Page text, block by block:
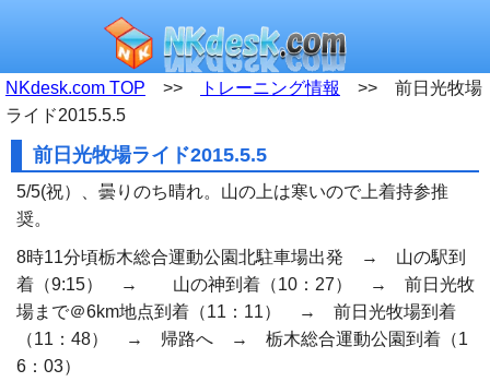
NKdesk.com TOP >> トレーニング情報
>> 前日光牧場
ライド2015.5.5
前日光牧場ライド2015.5.5
5/5(祝）、曇りのち晴れ。山の上は寒いので上着持参推
奨。
8時11分頃栃木総合運動公園北駐車場出発 → 山の駅到
着（9:15） → 山の神到着（10：27） → 前日光牧
場まで＠6km地点到着（11：11） → 前日光牧場到着
（11：48） → 帰路へ → 栃木総合運動公園到着（1
6：03）